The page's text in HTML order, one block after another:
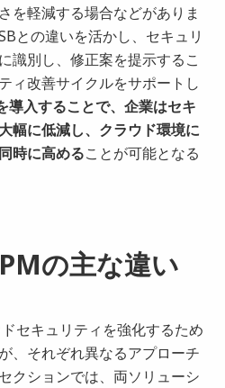
を軽減する場合などがありま
との違いを活かし、セキュリ
識別し、修正案を提示するこ
ィ改善サイクルをサポートし
導入することで、企業はセキ
幅に低減し、クラウド環境に
時に高めることが可能となる
の主な違い
セキュリティを強化するため
、それぞれ異なるアプローチ
クションでは、両ソリューシ